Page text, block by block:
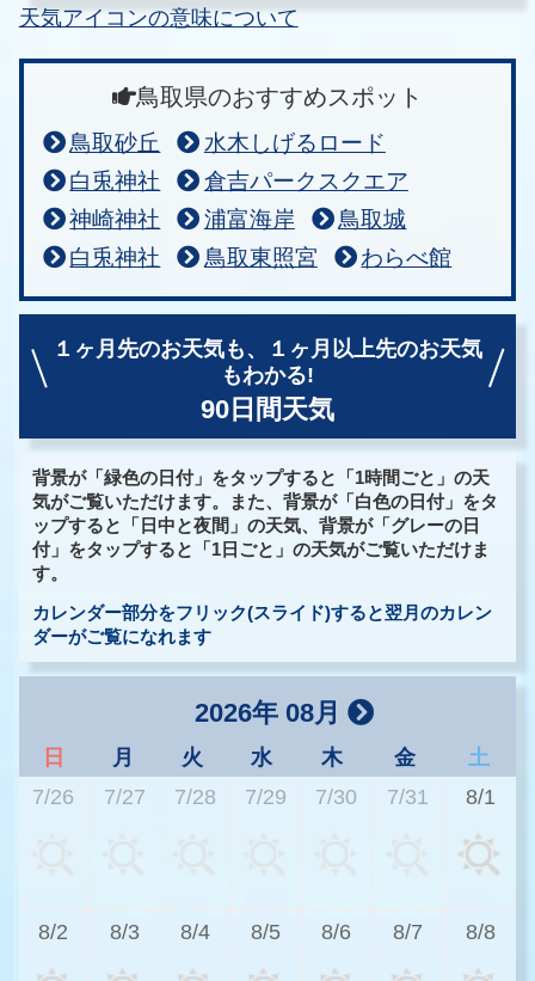
天気アイコンの意味について
鳥取県のおすすめスポット
鳥取砂丘
水木しげるロード
白兎神社
倉吉パークスクエア
神崎神社
浦富海岸
鳥取城
白兎神社
鳥取東照宮 わらべ館
１ヶ月先のお天気も、
１ヶ月以上先のお天気
もわかる!
90日間天気
背景が「緑色の日付」をタップすると「1時間ごと」の天
気がご覧いただけます。また、背景が「白色の日付」をタ
ップすると「日中と夜間」の天気、背景が「グレーの日
付」をタップすると「1日ごと」の天気がご覧いただけま
す。
カレンダー部分をフリック(スライド)すると翌月のカレン
ダーがご覧になれます
2026年 08月
日 月 火 水 木 金
土
7/26
7/27 7/28 7/29 7/30 7/31 8/1
8/2 8/3 8/4 8/5 8/6 8/7 8/8